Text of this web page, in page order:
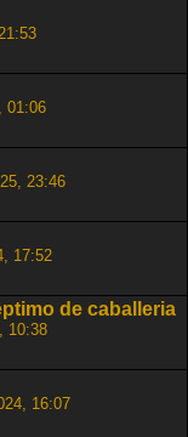
01:06
23:46
17:52
de caballeria
10:38
16:07